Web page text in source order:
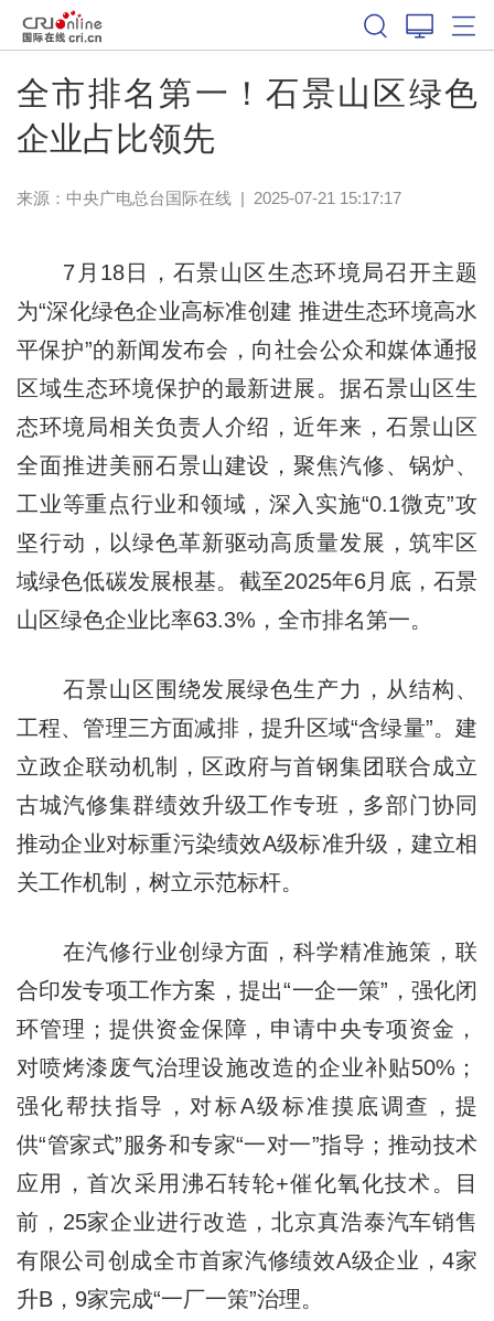
全市排名第一！石景山区绿色
企业占比领先
来源：中央广电总台国际在线| 2025-07-21 15:17:17
7月18日，石景山区生态环境局召开主题
为“深化绿色企业高标准创建 推进生态环境高水
平保护”的新闻发布会，向社会公众和媒体通报
区域生态环境保护的最新进展。据石景山区生
态环境局相关负责人介绍，近年来，石景山区
全面推进美丽石景山建设，聚焦汽修、锅炉、
工业等重点行业和领域，深入实施“0.1微克”攻
坚行动，以绿色革新驱动高质量发展，筑牢区
域绿色低碳发展根基。截至2025年6月底，石景
山区绿色企业比率63.3%，全市排名第一。
石景山区围绕发展绿色生产力，从结构、
工程、管理三方面减排，提升区域“含绿量”。建
立政企联动机制，区政府与首钢集团联合成立
古城汽修集群绩效升级工作专班，多部门协同
推动企业对标重污染绩效A级标准升级，建立相
关工作机制，树立示范标杆。
在汽修行业创绿方面，科学精准施策，联
合印发专项工作方案，提出“一企一策”，强化闭
环管理；提供资金保障，申请中央专项资金，
对喷烤漆废气治理设施改造的企业补贴50%；
强化帮扶指导，对标A级标准摸底调查，提
供“管家式”服务和专家“一对一”指导；推动技术
应用，首次采用沸石转轮+催化氧化技术。目
前，25家企业进行改造，北京真浩泰汽车销售
有限公司创成全市首家汽修绩效A级企业，4家
升B，9家完成“一厂一策”治理。